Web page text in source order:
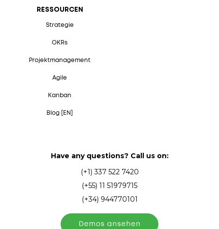
RESSOURCEN
Strategie
OKRs
Projektmanagement
Agile
Kanban
Blog [EN]
Have any questions? Call us on:
(+1) 337 522 7420
(+55) 11 51979715
(+34) 944770101
Demos ansehen